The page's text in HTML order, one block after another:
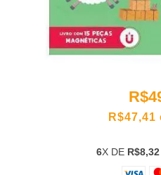
R$47,41
6X DE R$8,32